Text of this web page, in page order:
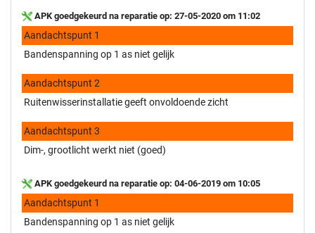
APK goedgekeurd na reparatie op: 27-05-2020 om 11:02
Aandachtspunt 1
Bandenspanning op 1 as niet gelijk
Aandachtspunt 2
Ruitenwisserinstallatie geeft onvoldoende zicht
Aandachtspunt 3
Dim-, grootlicht werkt niet (goed)
APK goedgekeurd na reparatie op: 04-06-2019 om 10:05
Aandachtspunt 1
Bandenspanning op 1 as niet gelijk